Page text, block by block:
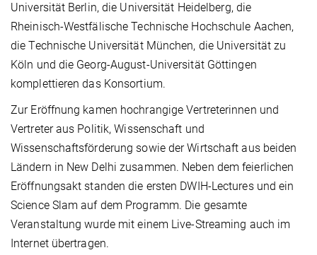
Universität Berlin, die Universität Heidelberg, die
Rheinisch-Westfälische Technische Hochschule Aachen,
die Technische Universität München, die Universität zu
Köln und die Georg-August-Universität Göttingen
komplettieren das Konsortium.
Zur Eröffnung kamen hochrangige Vertreterinnen und
Vertreter aus Politik, Wissenschaft und
Wissenschaftsförderung sowie der Wirtschaft aus beiden
Ländern in New Delhi zusammen. Neben dem feierlichen
Eröffnungsakt standen die ersten DWIH-Lectures und ein
Science Slam auf dem Programm. Die gesamte
Veranstaltung wurde mit einem Live-Streaming auch im
Internet übertragen.